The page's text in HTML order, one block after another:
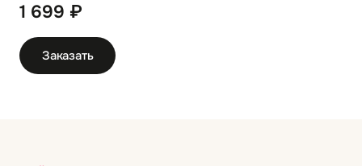
1 699 ₽
Заказать